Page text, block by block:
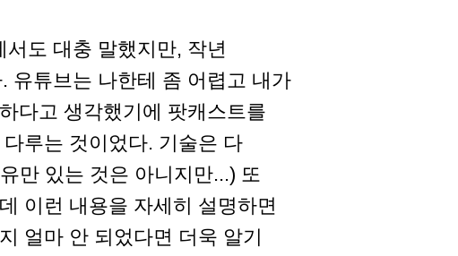
도 대충 말했지만, 작년
유튜브는 나한테 좀 어렵고 내가
다고 생각했기에 팟캐스트를
루는 것이었다. 기술은 다
만 있는 것은 아니지만...) 또
이런 내용을 자세히 설명하면
얼마 안 되었다면 더욱 알기